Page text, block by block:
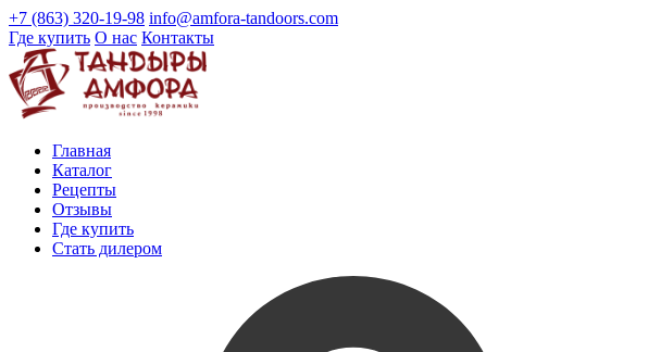
+7 (863) 320-19-98 info@amfora-tandoors.com
Где купить О нас Контакты
Главная
Каталог
Рецепты
Отзывы
Где купить
Стать дилером